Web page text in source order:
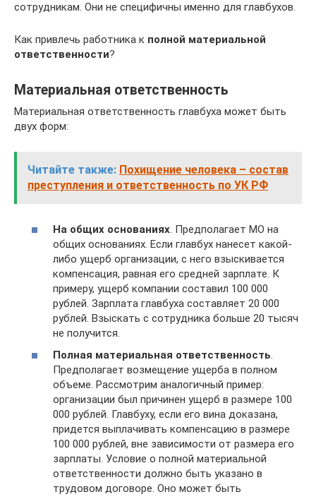
сотрудникам. Они не специфичны именно для главбухов.
Как привлечь работника к полной материальной
ответственности?
Материальная ответственность
Материальная ответственность главбуха может быть
двух форм:
Читайте также: Похищение человека – состав
преступления и ответственность по УК РФ
На общих основаниях . Предполагает МО на
общих основаниях. Если главбух нанесет какой-
либо ущерб организации, с него взыскивается
компенсация, равная его средней зарплате. К
примеру, ущерб компании составил 100 000
рублей. Зарплата главбуха составляет 20 000
рублей. Взыскать с сотрудника больше 20 тысяч
не получится.
Полная материальная ответственность.
Предполагает возмещение ущерба в полном
объеме. Рассмотрим аналогичный пример:
организации был причинен ущерб в размере 100
000 рублей. Главбуху, если его вина доказана,
придется выплачивать компенсацию в размере
100 000 рублей, вне зависимости от размера его
зарплаты. Условие о полной материальной
ответственности должно быть указано в
трудовом договоре. Оно может быть